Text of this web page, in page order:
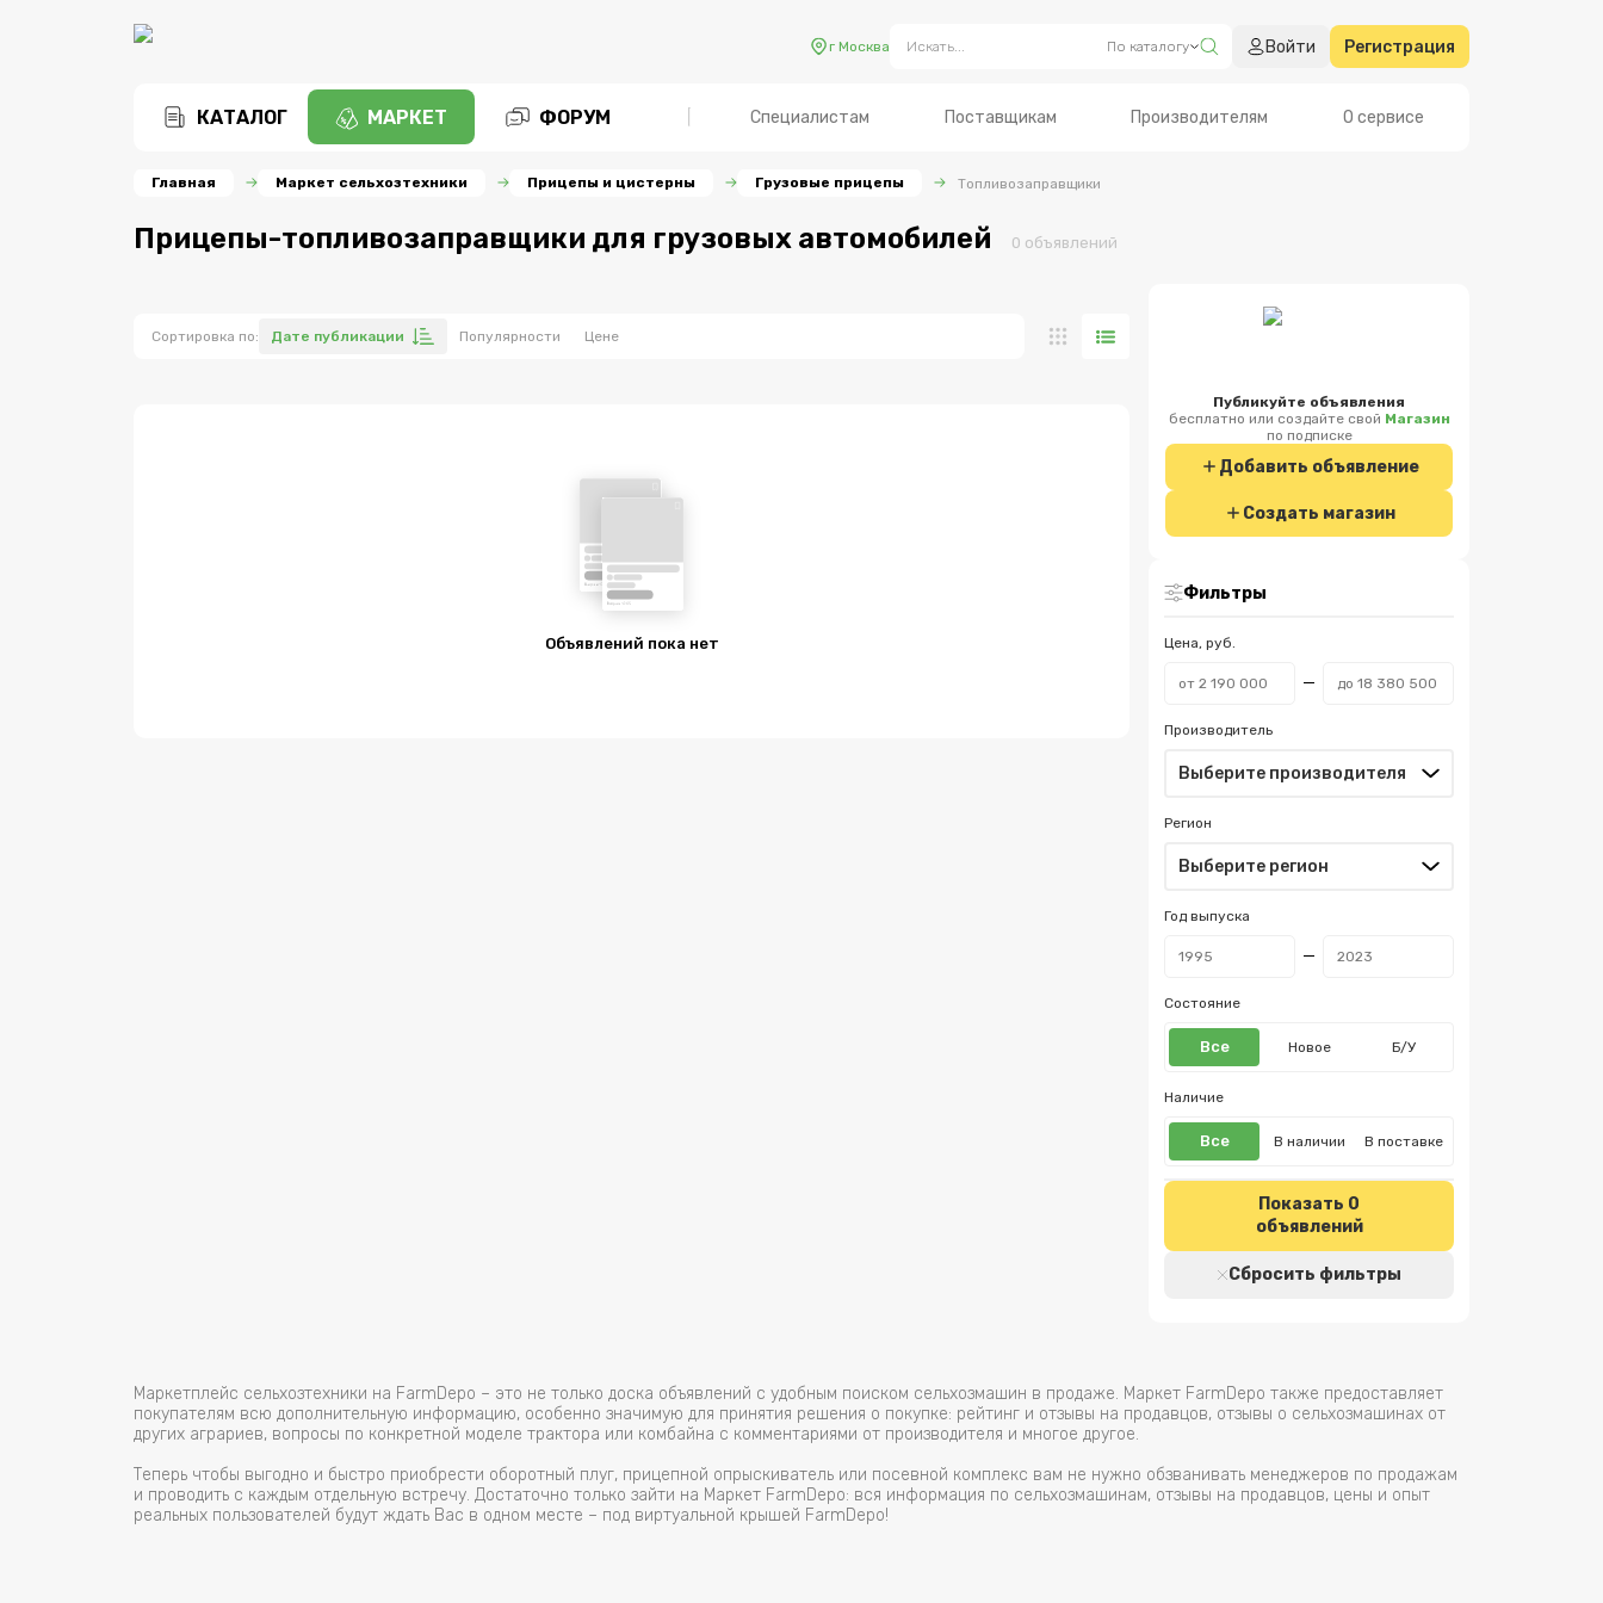
г Москва По каталогу Войти Регистрация
КАТАЛОГ МАРКЕТ ФОРУМ Специалистам Поставщикам Производителям О сервисе
Главная Маркет сельхозтехники Прицепы и цистерны Грузовые прицепы Топливозаправщики
Прицепы-топливозаправщики для грузовых автомобилей 0 объявлений
Сортировка по: Дате публикации Популярности Цене
Объявлений пока нет
Публикуйте объявления
бесплатно или создайте свой Магазин
по подписке
Добавить объявление
Создать магазин
Фильтры
Цена, руб.
Производитель
Регион
Год выпуска
Состояние
Все Новое Б/У
Наличие
Все В наличии В поставке
Показать 0
объявлений
Сбросить фильтры
Маркетплейс сельхозтехники на FarmDepo – это не только доска объявлений с удобным поиском сельхозмашин в продаже. Маркет FarmDepo также предоставляет
покупателям всю дополнительную информацию, особенно значимую для принятия решения о покупке: рейтинг и отзывы на продавцов, отзывы о сельхозмашинах от
других аграриев, вопросы по конкретной моделе трактора или комбайна с комментариями от производителя и многое другое.
Теперь чтобы выгодно и быстро приобрести оборотный плуг, прицепной опрыскиватель или посевной комплекс вам не нужно обзванивать менеджеров по продажам
и проводить с каждым отдельную встречу. Достаточно только зайти на Маркет FarmDepo: вся информация по сельхозмашинам, отзывы на продавцов, цены и опыт
реальных пользователей будут ждать Вас в одном месте – под виртуальной крышей FarmDepo!